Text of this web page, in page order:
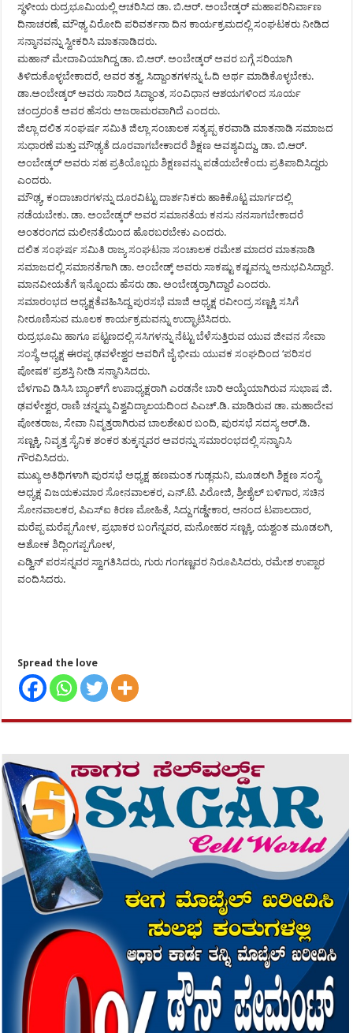
ಸ್ಥಳೀಯ ರುದ್ರಭೂಮಿಯಲ್ಲಿ ಆಚರಿಸಿದ ಡಾ. ಬಿ.ಆರ್. ಅಂಬೇಡ್ಕರ್ ಮಹಾಪರಿನಿರ್ವಾಣ
ದಿನಾಚರಣೆ, ಮೌಢ್ಯ ವಿರೋದಿ ಪರಿವರ್ತನಾ ದಿನ ಕಾರ್ಯಕ್ರಮದಲ್ಲಿ ಸಂಘಟಕರು ನೀಡಿದ
ಸನ್ಮಾನವನ್ನು ಸ್ವೀಕರಿಸಿ ಮಾತನಾಡಿದರು.
ಮಹಾನ್ ಮೇದಾವಿಯಾಗಿದ್ದ ಡಾ. ಬಿ.ಆರ್. ಅಂಬೇಡ್ಕರ್ ಅವರ ಬಗ್ಗೆ ಸರಿಯಾಗಿ
ತಿಳಿದುಕೊಳ್ಳಬೇಕಾದರೆ, ಅವರ ತತ್ವ, ಸಿದ್ದಾಂತಗಳನ್ನು ಓದಿ ಅರ್ಥ ಮಾಡಿಕೊಳ್ಳಬೇಕು.
ಡಾ.ಅಂಬೇಡ್ಕರ್ ಅವರು ಸಾರಿದ ಸಿದ್ಧಾಂತ, ಸಂವಿಧಾನ ಆಶಯಗಳಿಂದ ಸೂರ್ಯ
ಚಂದ್ರರಂತೆ ಅವರ ಹೆಸರು ಅಜರಾಮರವಾಗಿದೆ ಎಂದರು.
ಜಿಲ್ಲಾ ದಲಿತ ಸಂಘರ್ಷ ಸಮಿತಿ ಜಿಲ್ಲಾ ಸಂಚಾಲಕ ಸತ್ಯಪ್ಪ ಕರವಾಡಿ ಮಾತನಾಡಿ ಸಮಾಜದ
ಸುಧಾರಣೆ ಮತ್ತು ಮೌಢ್ಯತೆ ದೂರವಾಗಬೇಕಾದರೆ ಶಿಕ್ಷಣ ಅವಶ್ಯವಿದ್ದು, ಡಾ. ಬಿ.ಆರ್.
ಅಂಬೇಡ್ಕರ್ ಅವರು ಸಹ ಪ್ರತಿಯೊಬ್ಬರು ಶಿಕ್ಷಣವನ್ನು ಪಡೆಯಬೇಕೆಂದು ಪ್ರತಿಪಾದಿಸಿದ್ದರು
ಎಂದರು.
ಮೌಢ್ಯ, ಕಂದಾಚಾರಗಳನ್ನು ದೂರವಿಟ್ಟು ದಾರ್ಶನಿಕರು ಹಾಕಿಕೊಟ್ಟ ಮಾರ್ಗದಲ್ಲಿ
ನಡೆಯಬೇಕು. ಡಾ. ಅಂಬೇಡ್ಕರ್ ಅವರ ಸಮಾನತೆಯ ಕನಸು ನನಸಾಗಬೇಕಾದರೆ
ಅಂತರಂಗದ ಮಲೀನತೆಯಿಂದ ಹೊರಬರಬೇಕು ಎಂದರು.
ದಲಿತ ಸಂಘರ್ಷ ಸಮಿತಿ ರಾಜ್ಯ ಸಂಘಟನಾ ಸಂಚಾಲಕ ರಮೇಶ ಮಾದರ ಮಾತನಾಡಿ
ಸಮಾಜದಲ್ಲಿ ಸಮಾನತೆಗಾಗಿ ಡಾ. ಅಂಬೇಡ್ಕ್ ಅವರು ಸಾಕಷ್ಟು ಕಷ್ಟವನ್ನು ಅನುಭವಿಸಿದ್ದಾರೆ.
ಮಾನವೀಯತೆಗೆ ಇನ್ನೊಂದು ಹೆಸರು ಡಾ. ಅಂಬೇಡ್ಕರ್‍ರಾಗಿದ್ದಾರೆ ಎಂದರು.
ಸಮಾರಂಭದ ಅಧ್ಯಕ್ಷತೆವಹಿಸಿದ್ದ ಪುರಸಭೆ ಮಾಜಿ ಅಧ್ಯಕ್ಷ ರವೀಂದ್ರ ಸಣ್ಣಕ್ಕಿ ಸಸಿಗೆ
ನೀರೂಣಿಸುವ ಮೂಲಕ ಕಾರ್ಯಕ್ರಮವನ್ನು ಉದ್ಘಾಟಿಸಿದರು.
ರುದ್ರಭೂಮಿ ಹಾಗೂ ಪಟ್ಟಣದಲ್ಲಿ ಸಸಿಗಳನ್ನು ನೆಟ್ಟು ಬೆಳೆಸುತ್ತಿರುವ ಯುವ ಜೀವನ ಸೇವಾ
ಸಂಸ್ಥೆ ಅಧ್ಯಕ್ಷ ಈರಪ್ಪ ಢವಳೇಶ್ವರ ಅವರಿಗೆ ಜೈ ಭೀಮ ಯುವಕ ಸಂಘದಿಂದ ‘ಪರಿಸರ
ಪೋಷಕ’ ಪ್ರಶಸ್ತಿ ನೀಡಿ ಸನ್ಮಾನಿಸಿದರು.
ಬೆಳಗಾವಿ ಡಿಸಿಸಿ ಬ್ಯಾಂಕ್‍ಗೆ ಉಪಾಧ್ಯಕ್ಷರಾಗಿ ಎರಡನೇ ಬಾರಿ ಆಯ್ಕೆಯಾಗಿರುವ ಸುಭಾಷ ಜಿ.
ಢವಳೇಶ್ವರ, ರಾಣಿ ಚನ್ನಮ್ಮ ವಿಶ್ವವಿದ್ಯಾಲಯದಿಂದ ಪಿಎಚ್.ಡಿ. ಮಾಡಿರುವ ಡಾ. ಮಹಾದೇವ
ಪೋತರಾಜ, ಸೇವಾ ನಿವೃತ್ತರಾಗಿರುವ ಬಾಲಶೇಖರ ಬಂದಿ, ಪುರಸಭೆ ಸದಸ್ಯ ಆರ್.ಡಿ.
ಸಣ್ಣಕ್ಕಿ, ನಿವೃತ್ತ ಸೈನಿಕ ಶಂಕರ ತುಕ್ಕನ್ನವರ ಅವರನ್ನು ಸಮಾರಂಭದಲ್ಲಿ ಸನ್ಮಾನಿಸಿ
ಗೌರವಿಸಿದರು.
ಮುಖ್ಯ ಅತಿಥಿಗಳಾಗಿ ಪುರಸಭೆ ಅಧ್ಯಕ್ಷ ಹಣಮಂತ ಗುಡ್ಲಮನಿ, ಮೂಡಲಗಿ ಶಿಕ್ಷಣ ಸಂಸ್ಥೆ
ಅಧ್ಯಕ್ಷ ವಿಜಯಕುಮಾರ ಸೋನವಾಲಕರ, ಎನ್.ಟಿ. ಪಿರೋಜಿ, ಶ್ರೀಶೈಲ್ ಬಳಿಗಾರ, ಸಚಿನ
ಸೋನವಾಲಕರ, ಪಿಎಸ್‍ಐ ಕಿರಣ ಮೋಹಿತೆ, ಸಿದ್ದು ಗಡ್ಡೇಕಾರ, ಆನಂದ ಟಪಾಲದಾರ,
ಮರೆಪ್ಪ ಮರೆಪ್ಪಗೋಳ, ಪ್ರಭಾಕರ ಬಂಗೆನ್ನವರ, ಮನೋಹರ ಸಣ್ಣಕ್ಕಿ, ಯಶ್ವಂತ ಮೂಡಲಗಿ,
ಅಶೋಕ ಶಿದ್ಲಿಂಗಪ್ಪಗೋಳ,
ಎಡ್ವಿನ್ ಪರಸನ್ನವರ ಸ್ವಾಗತಿಸಿದರು, ಗುರು ಗಂಗಣ್ಣವರ ನಿರೂಪಿಸಿದರು, ರಮೇಶ ಉಪ್ಪಾರ
ವಂದಿಸಿದರು.
Spread the love